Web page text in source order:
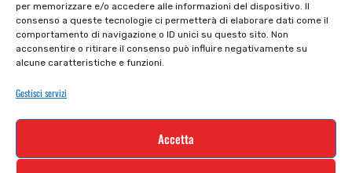
per memorizzare e/o accedere alle informazioni del dispositivo. Il
consenso a queste tecnologie ci permetterà di elaborare dati come il
comportamento di navigazione o ID unici su questo sito. Non
acconsentire o ritirare il consenso può influire negativamente su
alcune caratteristiche e funzioni.
Gestisci servizi
Accetta
Privacy policy
Cookie policy
Tutti prodotti
Termini e condizioni
Iscriviti alla nostra newsletter e rimani